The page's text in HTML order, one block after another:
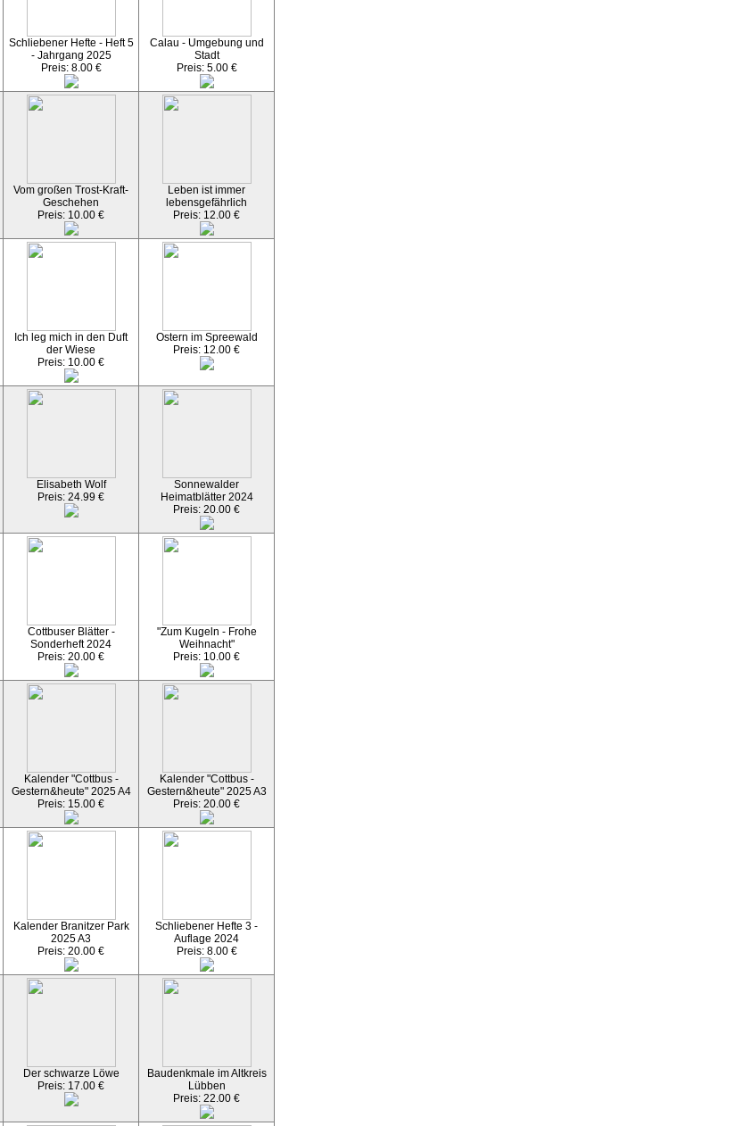
Schliebener Hefte - Heft 5
- Jahrgang 2025
Preis: 8.00 €
Calau - Umgebung und
Stadt
Preis: 5.00 €
Vom großen Trost-Kraft-
Geschehen
Preis: 10.00 €
Leben ist immer
lebensgefährlich
Preis: 12.00 €
Ich leg mich in den Duft
der Wiese
Preis: 10.00 €
Ostern im Spreewald
Preis: 12.00 €
Elisabeth Wolf
Preis: 24.99 €
Sonnewalder
Heimatblätter 2024
Preis: 20.00 €
Cottbuser Blätter -
Sonderheft 2024
Preis: 20.00 €
"Zum Kugeln - Frohe
Weihnacht"
Preis: 10.00 €
Kalender "Cottbus -
Gestern&heute" 2025 A4
Preis: 15.00 €
Kalender "Cottbus -
Gestern&heute" 2025 A3
Preis: 20.00 €
Kalender Branitzer Park
2025 A3
Preis: 20.00 €
Schliebener Hefte 3 -
Auflage 2024
Preis: 8.00 €
Der schwarze Löwe
Preis: 17.00 €
Baudenkmale im Altkreis
Lübben
Preis: 22.00 €